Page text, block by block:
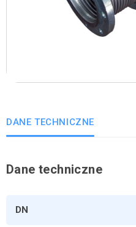
DANE TECHNICZNE
Dane techniczne
DN